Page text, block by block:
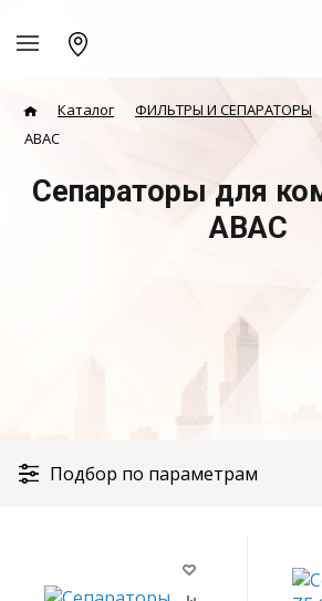
Каталог ФИЛЬТРЫ И СЕПАРАТОРЫ
ABAC
Сепараторы для
ABAC
Подбор по параметрам